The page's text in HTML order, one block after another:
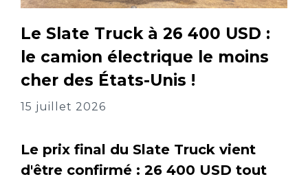
Le Slate Truck à 26 400 USD :
le camion électrique le moins
cher des États-Unis !
15 juillet 2026
Le prix final du Slate Truck vient
d'être confirmé : 26 400 USD tout